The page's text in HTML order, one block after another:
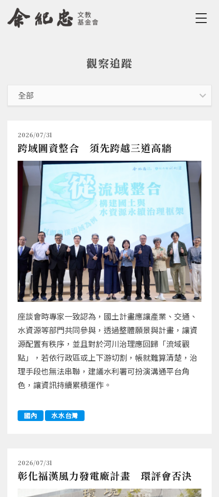
Jump to Navigation
Jump to Main content
觀察追蹤
2026/07/31
跨域圖資整合 須先跨越三道高牆
座談會時專家一致認為，國土計畫應讓產業、交通、
水資源等部門共同參與，透過整體願景與計畫，讓資
源配置有秩序，並且對於河川治理應回歸「流域觀
點」，若依行政區或上下游切割，帳就難算清楚，治
理手段也無法串聯，建議水利署可扮演溝通平台角
色，讓資訊持續累積運作。
國內 水水台灣
2026/07/31
彰化福漢風力發電廠計畫 環評會否決